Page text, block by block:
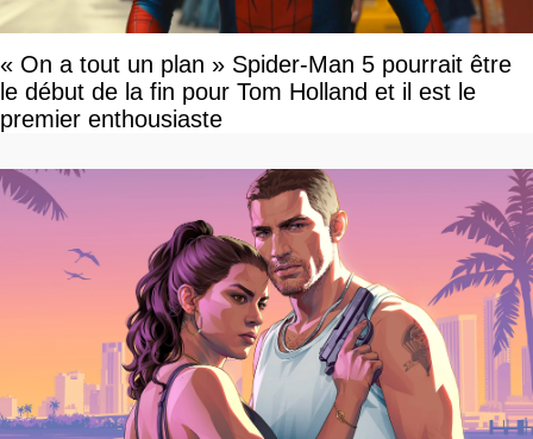
« On a tout un plan » Spider-Man 5 pourrait être
le début de la fin pour Tom Holland et il est le
premier enthousiaste